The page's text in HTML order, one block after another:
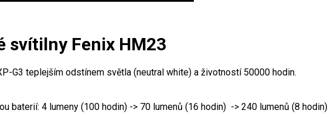
svítilny Fenix HM23
G3 teplejším odstínem světla (neutral white) a životností 50000 hodin.
baterií: 4 lumeny (100 hodin) -> 70 lumenů (16 hodin) -> 240 lumenů (8 hodin)